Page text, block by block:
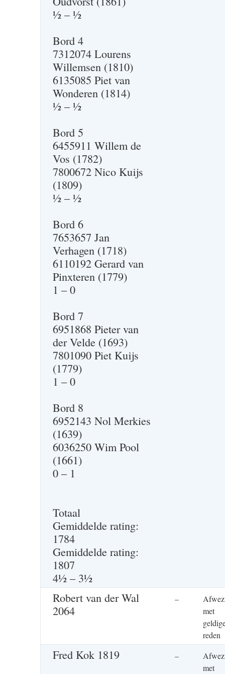
½ – ½
Bord 4
7312074 Lourens
Willemsen (1810)
6135085 Piet van
Wonderen (1814)
½ – ½
Bord 5
6455911 Willem de
Vos (1782)
7800672 Nico Kuijs
(1809)
½ – ½
Bord 6
7653657 Jan
Verhagen (1718)
6110192 Gerard van
Pinxteren (1779)
1 – 0
Bord 7
6951868 Pieter van
der Velde (1693)
7801090 Piet Kuijs
(1779)
1 – 0
Bord 8
6952143 Nol Merkies
(1639)
6036250 Wim Pool
(1661)
0 – 1
Totaal
Gemiddelde rating:
1784
Gemiddelde rating:
1807
4½ – 3½
Robert van der Wal
2064
–
met
Fred Kok 1819 –
met